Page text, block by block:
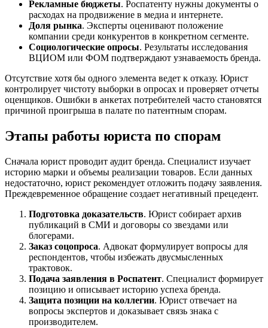
Рекламные бюджеты. Роспатенту нужны документы о
расходах на продвижение в медиа и интернете.
Доля рынка. Эксперты оценивают положение
компании среди конкурентов в конкретном сегменте.
Социологические опросы. Результаты исследования
ВЦИОМ или ФОМ подтверждают узнаваемость бренда.
Отсутствие хотя бы одного элемента ведет к отказу. Юрист
контролирует чистоту выборки в опросах и проверяет отчеты
оценщиков. Ошибки в анкетах потребителей часто становятся
причиной проигрыша в палате по патентным спорам.
Этапы работы юриста по спорам
Сначала юрист проводит аудит бренда. Специалист изучает
историю марки и объемы реализации товаров. Если данных
недостаточно, юрист рекомендует отложить подачу заявления.
Преждевременное обращение создает негативный прецедент.
Подготовка доказательств. Юрист собирает архив
публикаций в СМИ и договоры со звездами или
блогерами.
Заказ соцопроса. Адвокат формулирует вопросы для
респондентов, чтобы избежать двусмысленных
трактовок.
Подача заявления в Роспатент. Специалист формирует
позицию и описывает историю успеха бренда.
Защита позиции на коллегии. Юрист отвечает на
вопросы экспертов и доказывает связь знака с
производителем.